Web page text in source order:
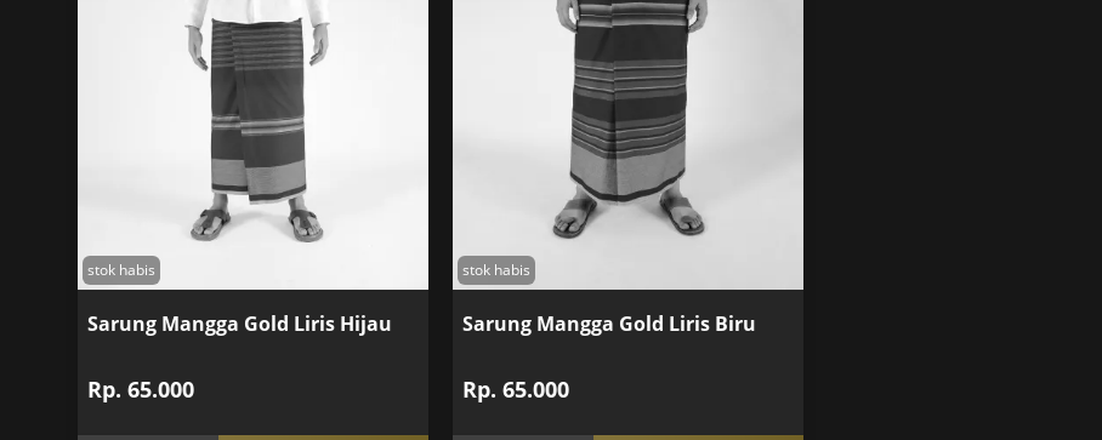
stok habis
Sarung Mangga Gold Liris Hijau
Rp. 65.000
stok habis
Sarung Mangga Gold Liris Biru
Rp. 65.000